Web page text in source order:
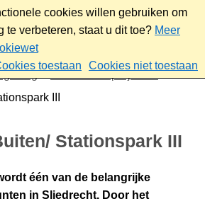
cookies willen gebruiken om
te verbeteren, staat u dit toe? Meer
toestaan
Cookies niet toestaan
Plannen en projecten
III
Stationspark III
één van de belangrijke
in Sliedrecht. Door het